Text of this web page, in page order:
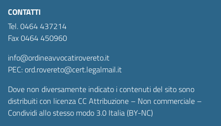
CONTATTI
Tel. 0464 437214
Fax 0464 450960
info@ordineavvocatirovereto.it
PEC: ord.rovereto@cert.legalmail.it
Dove non diversamente indicato i contenuti del sito sono
distribuiti con licenza CC Attribuzione – Non commerciale –
Condividi allo stesso modo 3.0 Italia (BY-NC)